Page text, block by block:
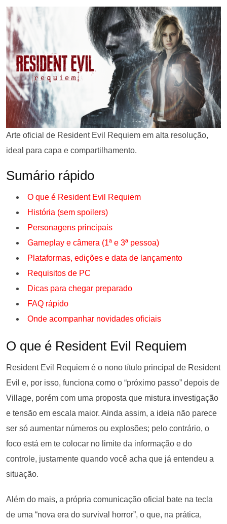
Arte oficial de Resident Evil Requiem em alta resolução,
ideal para capa e compartilhamento.
Sumário rápido
O que é Resident Evil Requiem
História (sem spoilers)
Personagens principais
Gameplay e câmera (1ª e 3ª pessoa)
Plataformas, edições e data de lançamento
Requisitos de PC
Dicas para chegar preparado
FAQ rápido
Onde acompanhar novidades oficiais
O que é Resident Evil Requiem
Resident Evil Requiem é o nono título principal de Resident
Evil e, por isso, funciona como o “próximo passo” depois de
Village, porém com uma proposta que mistura investigação
e tensão em escala maior. Ainda assim, a ideia não parece
ser só aumentar números ou explosões; pelo contrário, o
foco está em te colocar no limite da informação e do
controle, justamente quando você acha que já entendeu a
situação.
Além do mais, a própria comunicação oficial bate na tecla
de uma “nova era do survival horror”, o que, na prática,